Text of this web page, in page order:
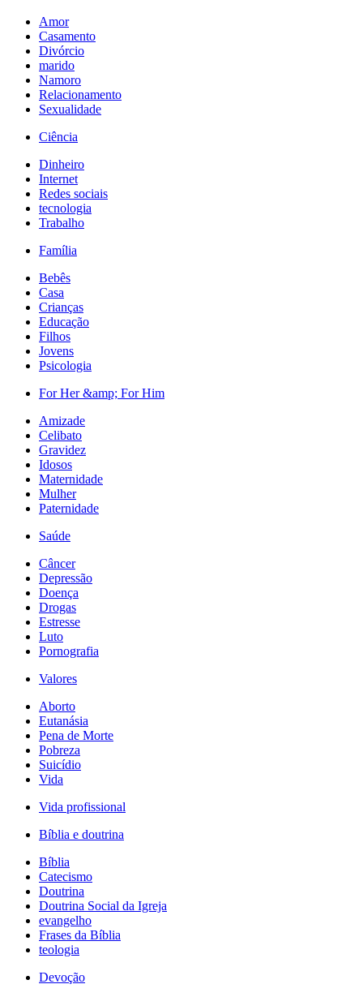
Amor
Casamento
Divórcio
marido
Namoro
Relacionamento
Sexualidade
Ciência
Dinheiro
Internet
Redes sociais
tecnologia
Trabalho
Família
Bebês
Casa
Crianças
Educação
Filhos
Jovens
Psicologia
For Her &amp; For Him
Amizade
Celibato
Gravidez
Idosos
Maternidade
Mulher
Paternidade
Saúde
Câncer
Depressão
Doença
Drogas
Estresse
Luto
Pornografia
Valores
Aborto
Eutanásia
Pena de Morte
Pobreza
Suicídio
Vida
Vida profissional
Bíblia e doutrina
Bíblia
Catecismo
Doutrina
Doutrina Social da Igreja
evangelho
Frases da Bíblia
teologia
Devoção